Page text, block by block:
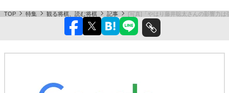
TOP 特集 観る将棋、読む将棋 記事 [写真]「やはり藤井聡太さんの影響力